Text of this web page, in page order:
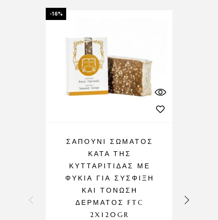
-16%
ΣΑΠΟΎΝΙ ΣΏΜΑΤΟΣ
ΚΑΤΆ ΤΗΣ
ΚΥΤΤΑΡΊΤΙΔΑΣ ΜΕ
ΦΎΚΙΑ ΓΙΑ ΣΎΣΦΙΞΗ
ΚΑΙ ΤΌΝΩΣΗ
ΔΈΡΜΑΤΟΣ FTC
2X120GR